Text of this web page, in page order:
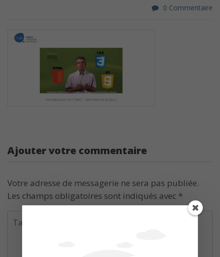
0 Commentaire
Ajouter votre commentaire
Votre adresse de messagerie ne sera pas publiée.
Les champs obligatoires sont indiqués avec *